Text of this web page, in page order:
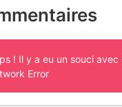
! Il y a eu un souci
Error